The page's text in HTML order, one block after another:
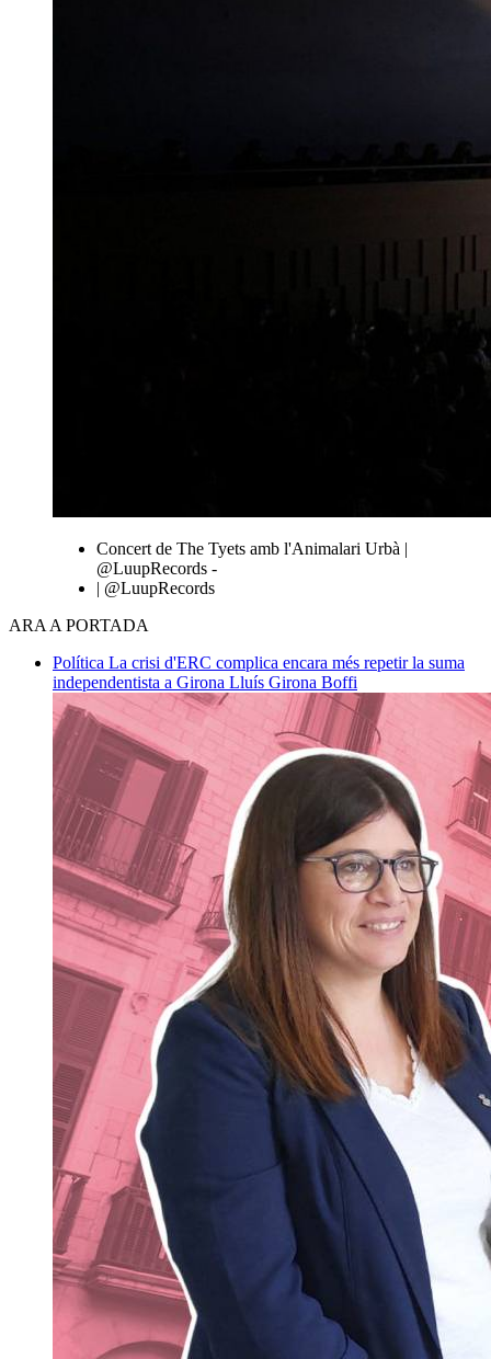
Concert de The Tyets amb l'Animalari Urbà |
@LuupRecords -
| @LuupRecords
ARA A PORTADA
Política La crisi d'ERC complica encara més repetir la suma
independentista a Girona Lluís Girona Boffi